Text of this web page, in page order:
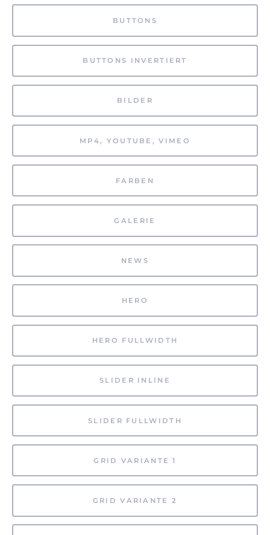
BUTTONS
BUTTONS INVERTIERT
BILDER
MP4, YOUTUBE, VIMEO
FARBEN
GALERIE
NEWS
HERO
HERO FULLWIDTH
SLIDER INLINE
SLIDER FULLWIDTH
GRID VARIANTE 1
GRID VARIANTE 2